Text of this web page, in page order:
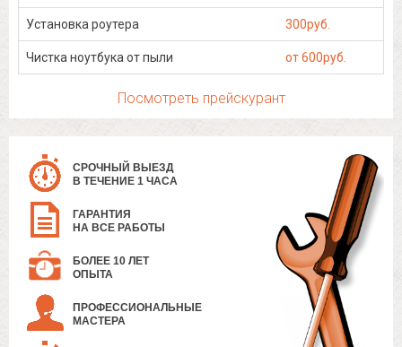
Установка роутера 300руб.
Чистка ноутбука от пыли от 600руб.
Посмотреть прейскурант
СРОЧНЫЙ ВЫЕЗД
В ТЕЧЕНИЕ 1 ЧАСА
ГАРАНТИЯ
НА ВСЕ РАБОТЫ
БОЛЕЕ 10 ЛЕТ
ОПЫТА
ПРОФЕССИОНАЛЬНЫЕ
МАСТЕРА